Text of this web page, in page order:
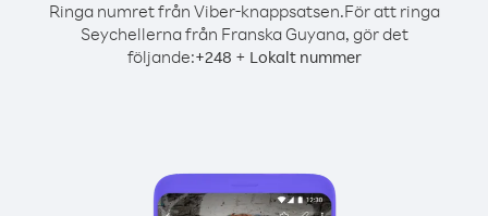
Ringa numret från Viber-knappsatsen.För att ringa
Seychellerna från Franska Guyana, gör det
följande:+248 + Lokalt nummer